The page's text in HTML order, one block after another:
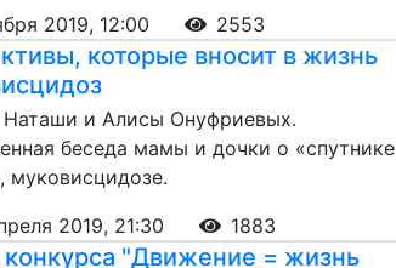
2019, 12:00
2553
которые вносит в жизнь
Наташи и Алисы Онуфриевых.
беседа мамы и дочки о «спутнике
муковисцидозе.
2019, 21:30
1883
конкурса "Движение = жизнь